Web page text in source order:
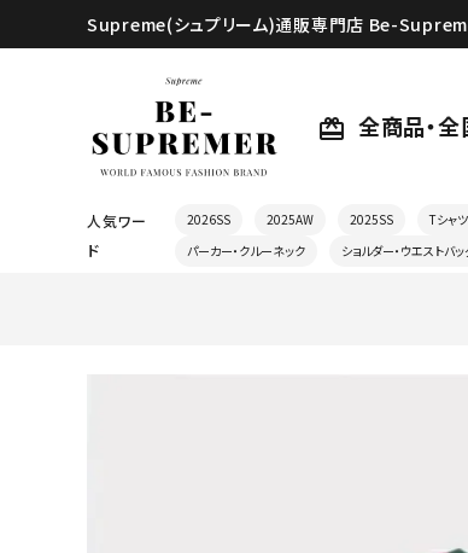
Supreme(シュプリーム)通販専門店 Be-
card_giftcard 全商品・全
人気ワー
ド
2026SS 2025AW 2025SS Tシャ
パーカー・クルーネック
ショルダー・ウエストバッ